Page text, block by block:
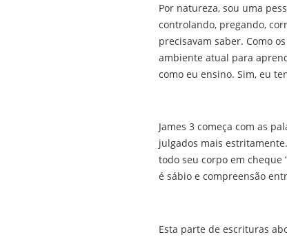
Por natureza, sou uma
controlando, pregando,
precisavam saber. Como
ambiente atual para
como eu ensino. Sim, eu
James 3 começa com as
julgados mais
todo seu corpo em cheque
é sábio e compreensão
Esta parte de escrituras